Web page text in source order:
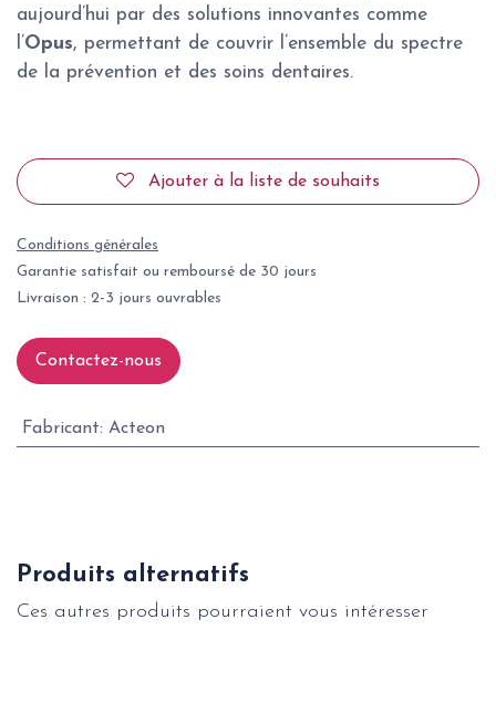
aujourd’hui par des solutions innovantes comme
l’Opus, permettant de couvrir l’ensemble du spectre
de la prévention et des soins dentaires.
Ajouter à la liste de souhaits
Conditions générales
Garantie satisfait ou remboursé de 30 jours
Livraison : 2-3 jours ouvrables
Contactez-nous
Fabricant: Acteon
Produits alternatifs
Ces autres produits pourraient vous intéresser